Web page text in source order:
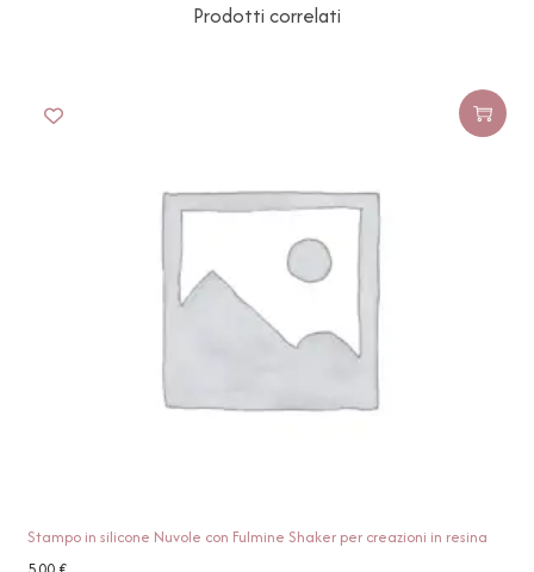
Prodotti correlati
Stampo in silicone Nuvole con Fulmine Shaker per creazioni in resina